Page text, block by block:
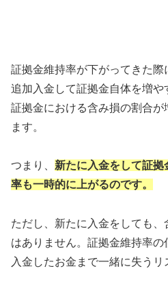
証拠金維持率が下がってきた際
追加入金して証拠金自体を増や
証拠金における含み損の割合が
ます。
つまり、 新たに入金をして証
率も一時的に上がるのです。
ただし、新たに入金をしても
はありません。証拠金維持率
入金したお金まで一緒に失うリ